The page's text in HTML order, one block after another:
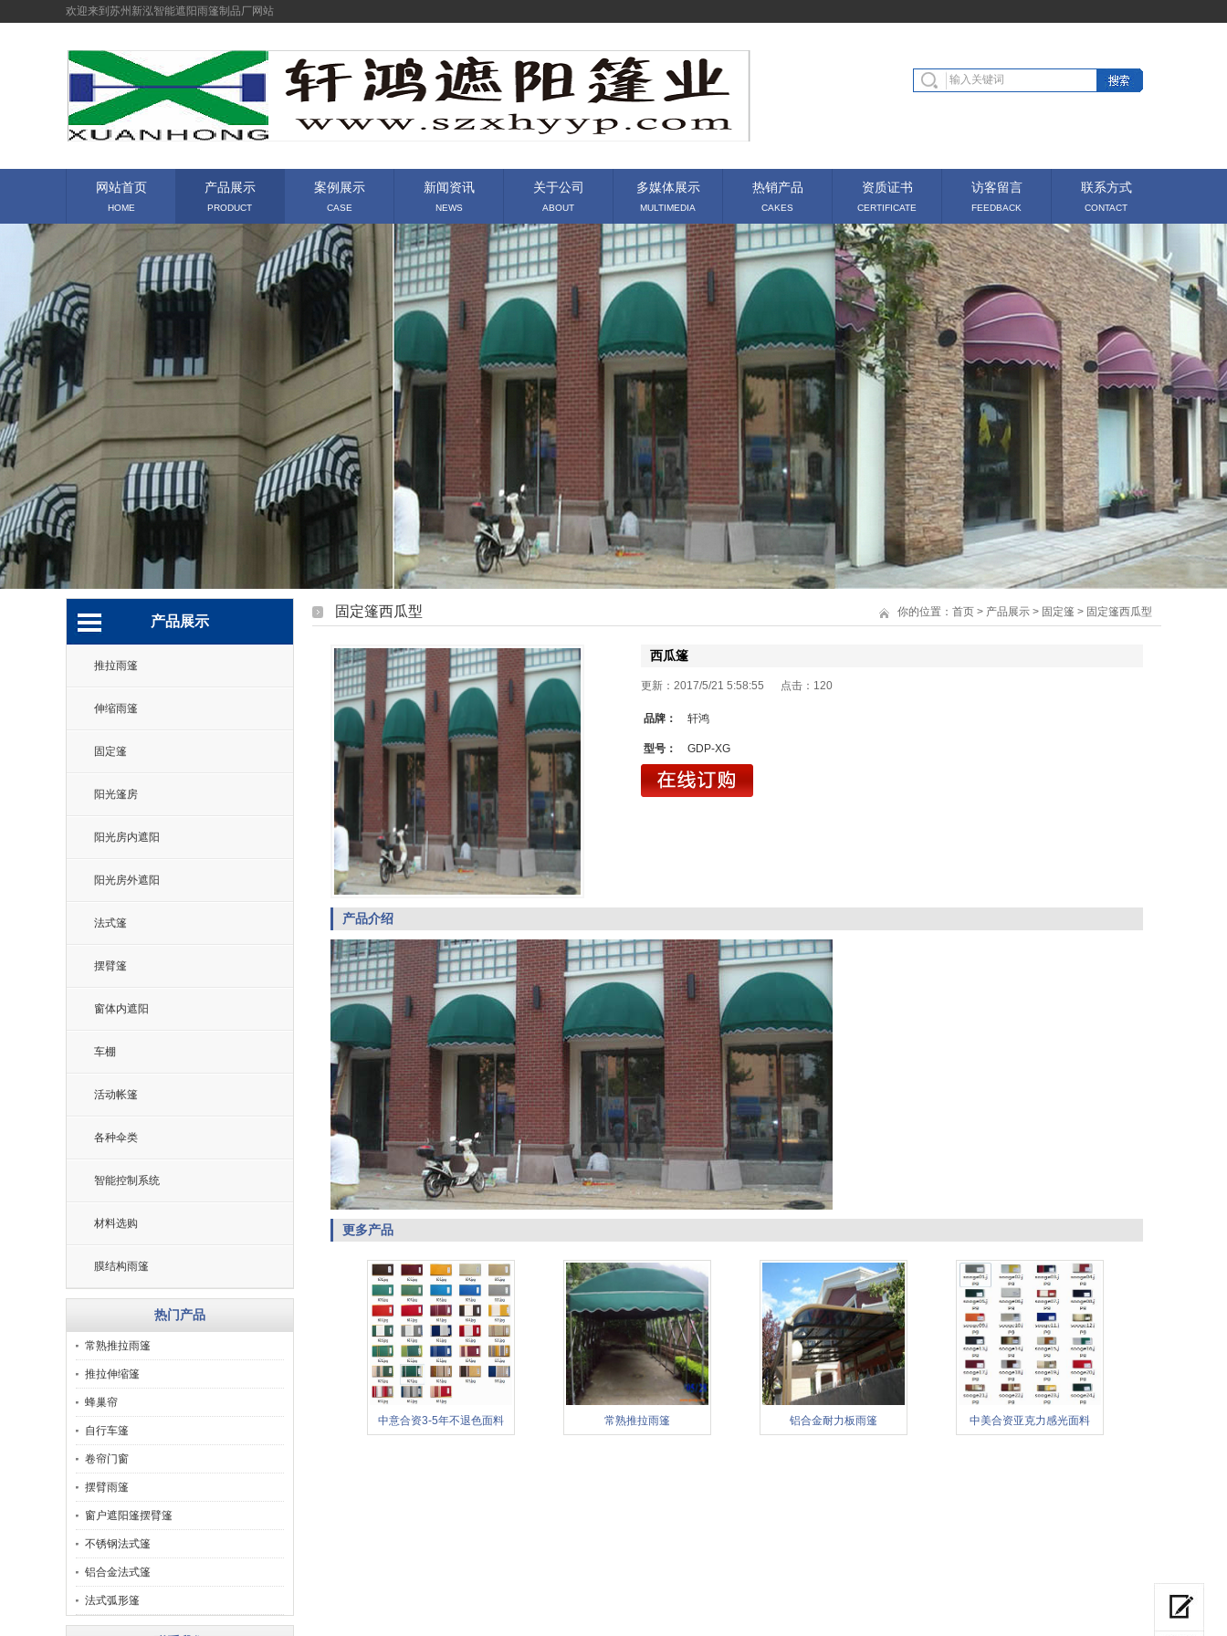
欢迎来到苏州新泓智能遮阳雨篷制品厂网站
网站首页
HOME
产品展示
PRODUCT
案例展示
CASE
新闻资讯
NEWS
关于公司
ABOUT
多媒体展示
MULTIMEDIA
热销产品
CAKES
资质证书
CERTIFICATE
访客留言
FEEDBACK
联系方式
CONTACT
1 2 6
产品展示
推拉雨篷
伸缩雨篷
固定篷
阳光篷房
阳光房内遮阳
阳光房外遮阳
法式篷
摆臂篷
窗体内遮阳
车棚
活动帐篷
各种伞类
智能控制系统
材料选购
膜结构雨篷
热门产品
常熟推拉雨篷
推拉伸缩篷
蜂巢帘
自行车篷
卷帘门窗
摆臂雨篷
窗户遮阳篷摆臂篷
不锈钢法式篷
铝合金法式篷
法式弧形篷
固定篷西瓜型 你的位置： 首页 > 产品展示 > 固定篷 > 固定篷西瓜型
西瓜篷
更新：2017/5/21 5:58:55 点击： 120
品牌： 轩鸿
型号： GDP-XG
产品介绍
更多产品
中意合资3-5年不退色面料 常熟推拉雨篷 铝合金耐力板雨篷 中美合资亚克力感光面料